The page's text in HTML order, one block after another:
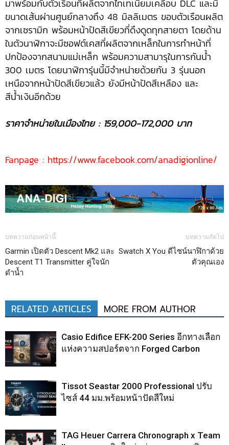
มาพร้อมกับตัวเรือนที่ผลิตจากไทเทเนียมเคลือบ DLC และมี
ขนาดเส้นผ่านศูนย์กลางถึง 48 มิลลิเมตร ขอบตัวเรือนผลิต
จากเซรามิก พร้อมหน้าปัดสีเขียวที่ดึงดูดทุกสายตา โดยด้าน
ในตัวนาฬิกาจะมีซอฟต์เคสที่ผลิตจากเหล็กในการทำหน้าที่
ปกป้องจากสนามแม่เหล็ก พร้อมความสามารุในการกันน้ำ
300 เมตร โดยนาฬิการุ่นนี้มีจำหน่ายด้วยกัน 3 รุ่นนอก
เหนือจากหน้าปัดสีเขียวแล้ว ยังมีหน้าปัดสีเหลือง และ
สีน้ำเงินอีกด้วย
ราคาจำหน่ายในเมืองไทย : 159,000-172,000 บาท
Fanpage : https://www.facebook.com/anadigionline/
บทความก่อนหน้านี้
Garmin เปิดตัว Descent Mk2 และ
Descent T1 Transmitter คู่ใจนัก
ดำน้ำ
บทความถัดไป
Swatch X You ดีไซน์นาฬิกาด้วย
ตัวคุณเอง
RELATED ARTICLES MORE FROM AUTHOR
Casio Edifice EFK-200 Series อีกทางเลือก
แห่งความสปอร์ตจาก Forged Carbon
Tissot Seastar 2000 Professional ปรับ
ไซส์ 44 มม.พร้อมหน้าปัดสีใหม่
TAG Heuer Carrera Chronograph x Team